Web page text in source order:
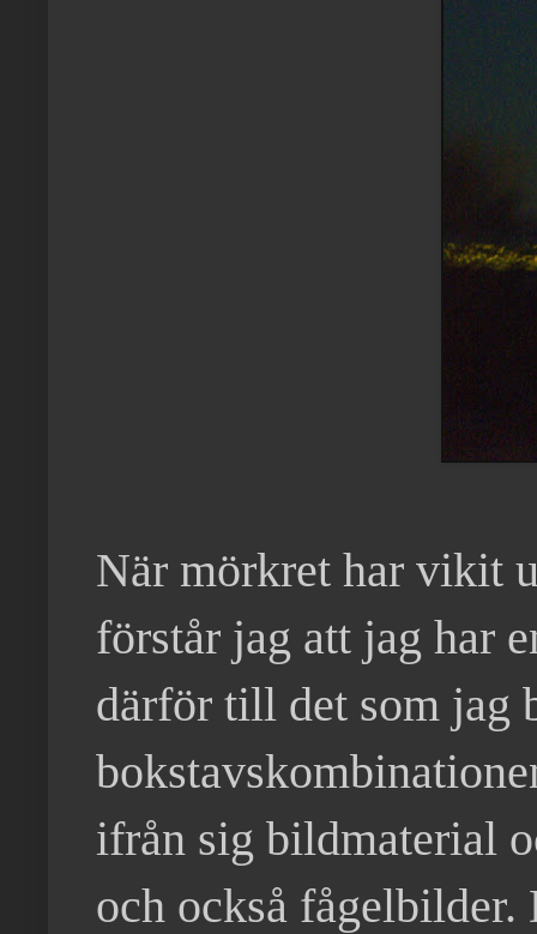
När mörkret har vikit
förstår jag att jag har
därför till det som jag
ifrån sig bildmaterial
och också